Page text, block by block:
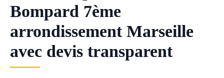
Bompard 7ème
arrondissement Marseille
avec devis transparent